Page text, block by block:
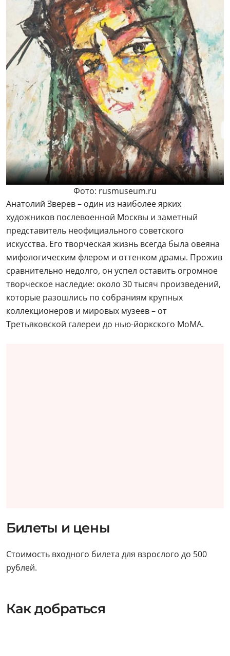
Фото: rusmuseum.ru
Анатолий Зверев – один из наиболее ярких
художников послевоенной Москвы и заметный
представитель неофициального советского
искусства. Его творческая жизнь всегда была овеяна
мифологическим флером и оттенком драмы. Прожив
сравнительно недолго, он успел оставить огромное
творческое наследие: около 30 тысяч произведений,
которые разошлись по собраниям крупных
коллекционеров и мировых музеев – от
Третьяковской галереи до нью-йоркского МоМА.
Билеты и цены
Стоимость входного билета для взрослого до 500
рублей.
Как добраться